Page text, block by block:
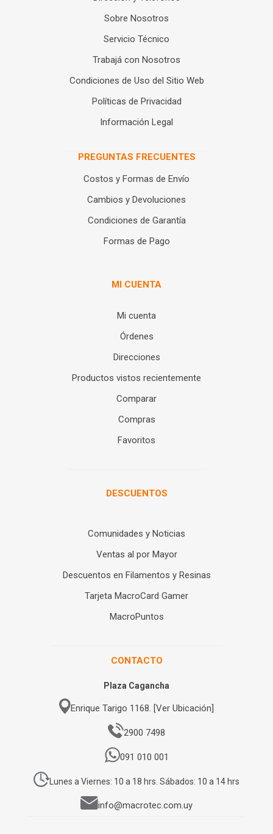
Sobre Nosotros
Servicio Técnico
Trabajá con Nosotros
Condiciones de Uso del Sitio Web
Políticas de Privacidad
Información Legal
PREGUNTAS FRECUENTES
Costos y Formas de Envío
Cambios y Devoluciones
Condiciones de Garantía
Formas de Pago
MI CUENTA
Mi cuenta
Órdenes
Direcciones
Productos vistos recientemente
Comparar
Compras
Favoritos
DESCUENTOS
Comunidades y Noticias
Ventas al por Mayor
Descuentos en Filamentos y Resinas
Tarjeta MacroCard Gamer
MacroPuntos
CONTACTO
Plaza Cagancha
Enrique Tarigo 1168. [Ver Ubicación]
2900 7498
091 010 001
Lunes a Viernes: 10 a 18 hrs. Sábados: 10 a 14 hrs
info@macrotec.com.uy